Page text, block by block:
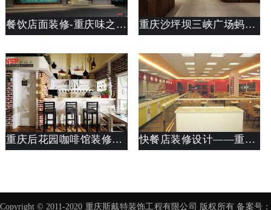
餐饮店面装修-重庆味之道餐厅装修 重庆沙坪坝三峡广场蚂蚁串“骚”装修设计案例欣赏
重庆后花园咖啡馆装修案例_店面设计思路说明_斯戴特工装公司 快餐店装修设计——重庆渔洞快餐店装修
Copyright © 2011-2020 重庆斯戴特装饰工程有限公司 版权所有 备案号：